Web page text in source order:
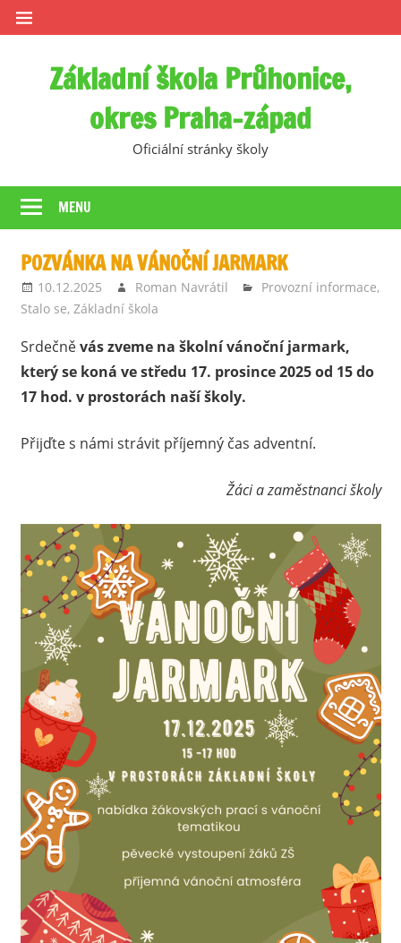
Skip
to
Základní škola Průhonice,
okres Praha-západ
Oficiální stránky školy
MENU
POZVÁNKA NA VÁNOČNÍ JARMARK
10.12.2025 Roman Navrátil Provozní informace,
Stalo se, Základní škola
Srdečněvás zveme na školní vánoční jarmark,
který se koná ve středu 17. prosince 2025 od 15 do
17 hod. v prostorách naší školy.
Přijďte s námi strávit příjemný čas adventní.
Žáci a zaměstnanci školy